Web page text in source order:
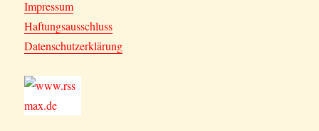
Impressum
Haftungsausschluss
Datenschutzerklärung